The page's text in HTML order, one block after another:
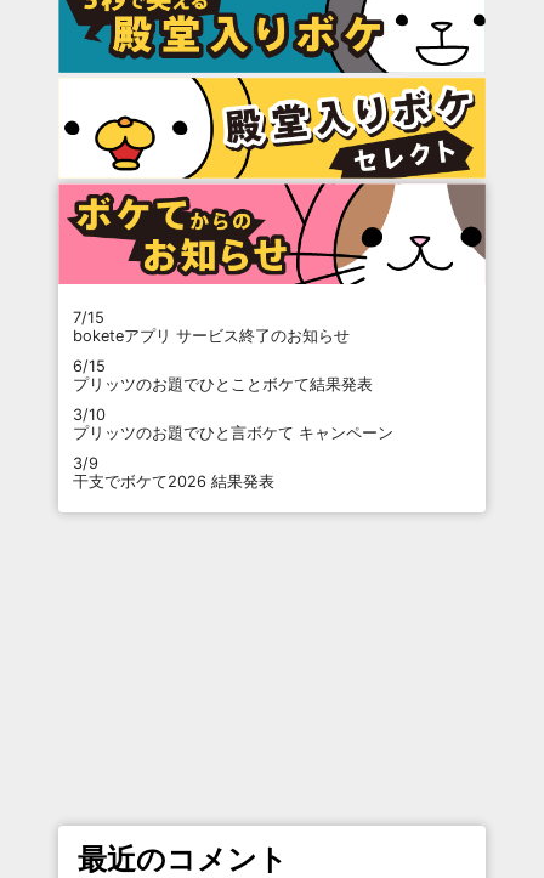
7/15
boketeアプリ サービス終了のお知らせ
6/15
プリッツのお題でひとことボケて結果発表
3/10
プリッツのお題でひと言ボケて キャンペーン
3/9
干支でボケて2026 結果発表
最近のコメント